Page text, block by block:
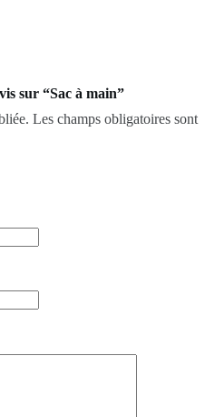
sur “Sac à main”
Les champs obligatoires sont